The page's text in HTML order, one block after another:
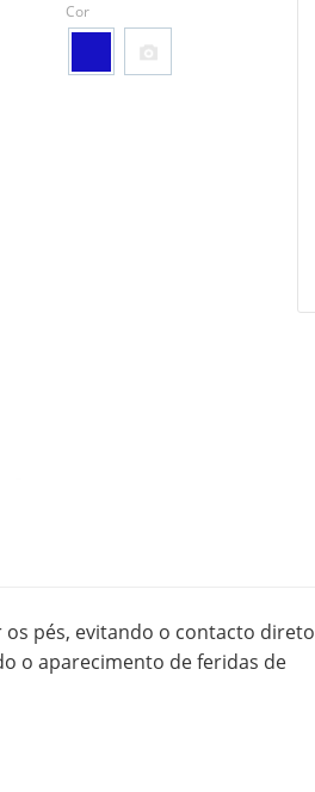
Cor
pés, evitando o contacto direto
o aparecimento de feridas de